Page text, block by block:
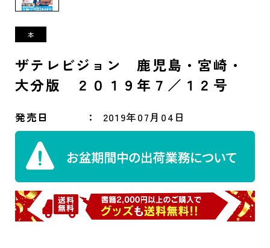
ザテレビジョン 鹿児島・宮崎・
大分版 ２０１９年７／１２号
発売日 2019年07月04日